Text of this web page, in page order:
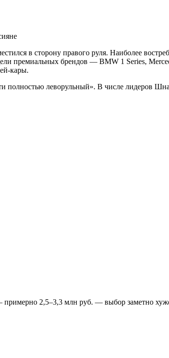
в сторону правого руля. Наиболее
премиальных брендов — BMW 1 Series,
кары.
леворульный». В числе лидеров
2,5–3,3 млн руб. — выбор заметно